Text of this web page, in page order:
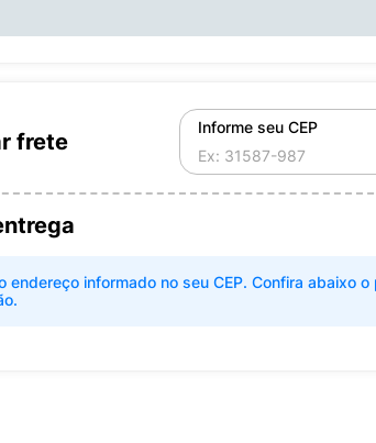
frete
Informe seu CEP
endereço informado no seu CEP. Confira abaixo